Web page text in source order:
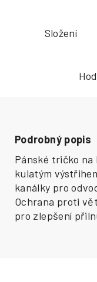
Složení
Podrobný popis
Pánské tričko na
kulatým
kanálky pro
Ochrana proti
pro zlepšení